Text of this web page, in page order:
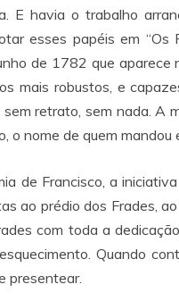
E havia o trabalho
esses papéis em “Os
de 1782 que
mais robustos, e
retrato, sem nada. A
o nome de quem
de Francisco, a
ao prédio dos Frades,
com toda a
Quando
presentear.